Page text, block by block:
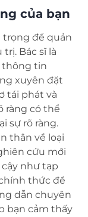
của bạn
trọng để quản
Bác sĩ là
thông tin
xuyên đặt
tái phát và
ràng có thể
sự rõ ràng.
thân về loại
cứu mới
như tạp
thức để
dẫn chuyên
bạn cảm thấy